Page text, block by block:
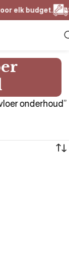
elk budget.
onderhoud”